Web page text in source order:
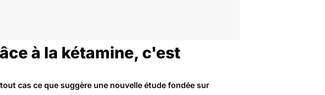
à la kétamine, c'est
cas ce que suggère une nouvelle étude fondée sur